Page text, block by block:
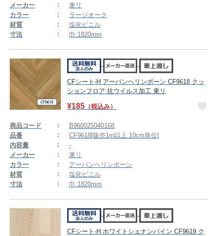
メーカー
東リ
カラー
ラージオーク
材質
塩化ビニル
寸法
巾:1820mm
CFシート-H アーバンヘリンボーン CF9618 クッ
ションフロア 抗ウイルス加工 東リ
¥185 （税込み）
商品コード
B960025040168
品番
CF9618[販売1m以上 10cm単位]
内容量
-
メーカー
東リ
カラー
アーバンヘリンボーン
材質
塩化ビニル
寸法
巾:1820mm
CFシート-H ホワイトシェナンパイン CF9619 ク